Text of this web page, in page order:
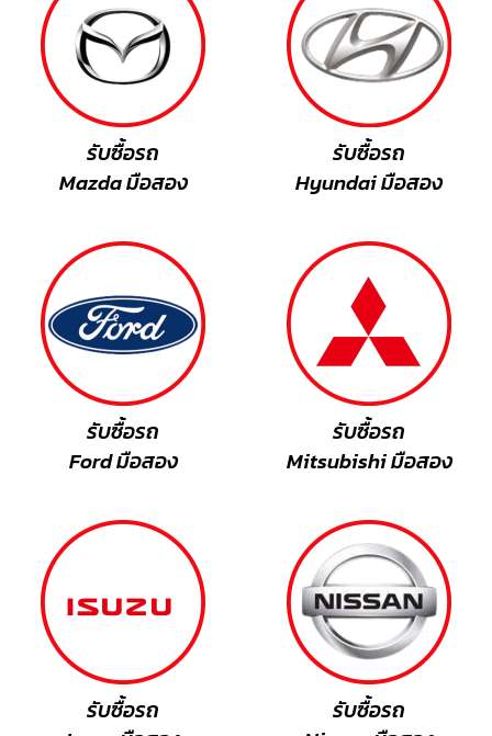
รับซื้อรถ
Mazda มือสอง
รับซื้อรถ
Hyundai มือสอง
รับซื้อรถ
Ford มือสอง
รับซื้อรถ
Mitsubishi มือสอง
รับซื้อรถ
รับซื้อรถ